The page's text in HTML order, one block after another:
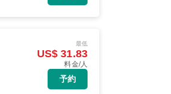
最低
US$ 31.83
料金/人
予約